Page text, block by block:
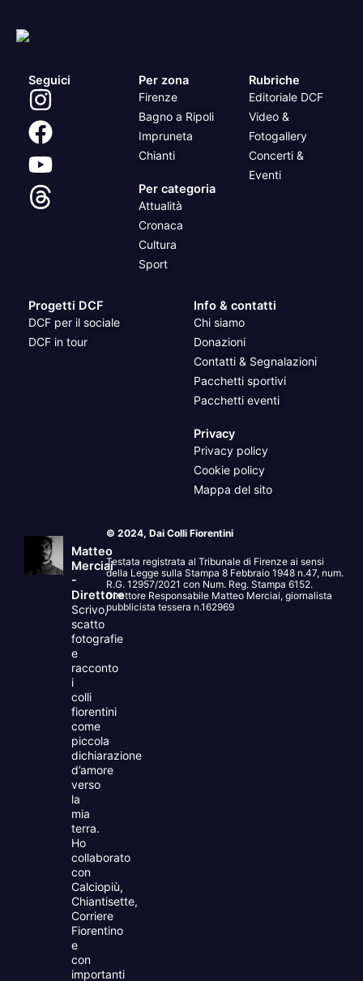
Seguici Per zona
Firenze
Bagno a Ripoli
Impruneta
Chianti
Per categoria
Attualità
Cronaca
Cultura
Sport
Rubriche
Editoriale DCF
Video &
Fotogallery
Concerti &
Eventi
Progetti DCF
DCF per il sociale
DCF in tour
Info & contatti
Chi siamo
Donazioni
Contatti & Segnalazioni
Pacchetti sportivi
Pacchetti eventi
Privacy
Privacy policy
Cookie policy
Mappa del sito
Matteo
Merciai
-
Direttore
Scrivo,
scatto
fotografie
e
racconto
i
colli
fiorentini
come
piccola
dichiarazione
d’amore
verso
la
mia
terra.
Ho
collaborato
con
Calciopiù,
Chiantisette,
Corriere
Fiorentino
e
con
importanti
© 2024, Dai Colli Fiorentini
Testata registrata al Tribunale di Firenze ai sensi
della Legge sulla Stampa 8 Febbraio 1948 n.47, num.
R.G. 12957/2021 con Num. Reg. Stampa 6152.
Direttore Responsabile Matteo Merciai, giornalista
pubblicista tessera n.162969